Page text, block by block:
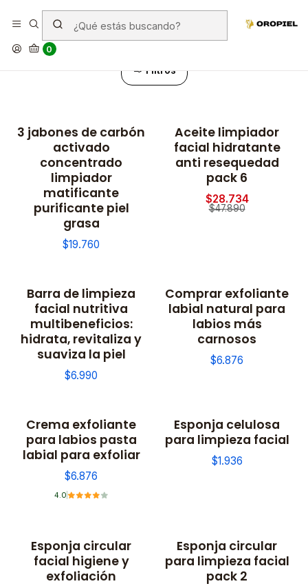
0
Limpiadoras - Geles - Peeling
Filtros
3 jabones de carbón
activado
concentrado
limpiador
matificante
purificante piel
grasa
$19.760
-40% OFF
Aceite limpiador
facial hidratante
anti resequedad
pack 6
$28.734
$47.890
Barra de limpieza
facial nutritiva
multibeneficios:
hidrata, revitaliza y
suaviza la piel
$6.990
Comprar exfoliante
labial natural para
labios más
carnosos
$6.876
Crema exfoliante
para labios pasta
labial para exfoliar
$6.876
4.0
Esponja celulosa
para limpieza facial
$1.936
Esponja circular
facial higiene y
exfoliación
Esponja circular
para limpieza facial
pack 2